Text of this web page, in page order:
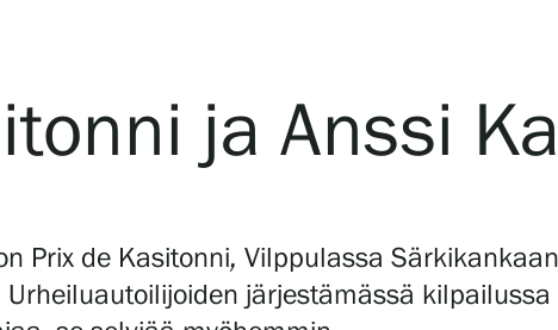
ja Anssi
Prix de Kasitonni, Vilppulassa
järjestämässä